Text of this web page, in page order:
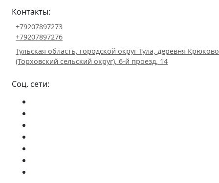
Контакты:
+79207897273
+79207897276
Тульская область, городской округ Тула, деревня Крюково
(Торховский сельский округ), 6-й проезд, 14
Соц. сети: